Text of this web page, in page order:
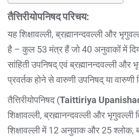
तैत्तिरीयोपनिषद परिचय:
यह शिक्षावल्ली, ब्रह्मानन्दवल्ली और
है – कुल 53 मंत्र हैं जो 40 अनुवाकों में
सांहिती उपनिषद् एवं ब्रह्मानन्दवल्ली
प्रवर्तक होने से वारुणी उपनिषद् या वारुणी
तैत्तिरीयोपनिषद (Taittiriya
शिक्षावल्ली, ब्रह्मानन्दवल्ली और
शिक्षावल्ली में 12 अनुवाक और 25 श्लोक,